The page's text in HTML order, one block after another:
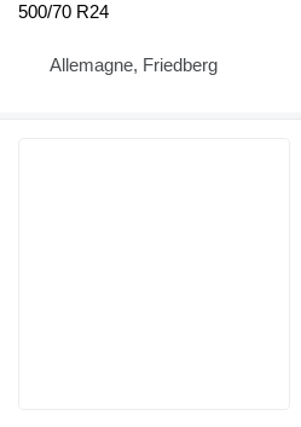
500/70 R24
Allemagne, Friedberg